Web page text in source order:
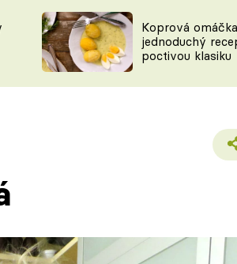
Tipy a triky
KAM ZA JÍDLEM
VYCHYTÁVKY
Koprová
jednoduchý
poctivou klasiku